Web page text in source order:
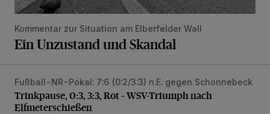
Kommentar zur Situation am Elberfelder Wall
Ein Unzustand und Skandal
Trinkpause, 0:3, 3:3, Rot – WSV-Triumph nach
Fußball-NR-Pokal: 7:6 (0:2/3:3) n.E. gegen Schonnebeck
Trinkpause, 0:3, 3:3, Rot – WSV-Triumph nach
Elfmeterschießen